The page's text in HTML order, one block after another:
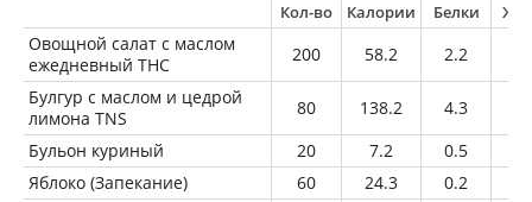
Кол-во Калории Белки
Овощной салат с маслом
ежедневный ТНС
200 58.2 2.2
Булгур с маслом и цедрой
лимона TNS
80 138.2 4.3
Бульон куриный
20 7.2 0.5
Яблоко (Запекание)
60 24.3 0.2